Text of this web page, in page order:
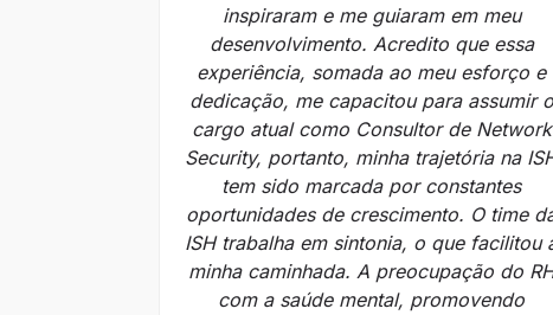
inspiraram e me guiaram em meu
desenvolvimento. Acredito que essa
experiência, somada ao meu esforço e
dedicação, me capacitou para assumir o
cargo atual como Consultor de Network
Security, portanto, minha trajetória na
tem sido marcada por constantes
oportunidades de crescimento. O time
ISH trabalha em sintonia, o que facilitou
minha caminhada. A preocupação do
com a saúde mental, promovendo